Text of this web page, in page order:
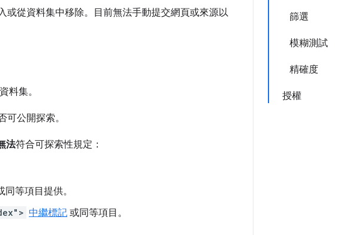
篩選
模糊測試
精確度
授權
從資料集中移除。目前無法手動提交網頁或來源以
料集。
可公開探索。
法符合可探索性規定：
同等項目提供。
中繼標記 或同等項目。